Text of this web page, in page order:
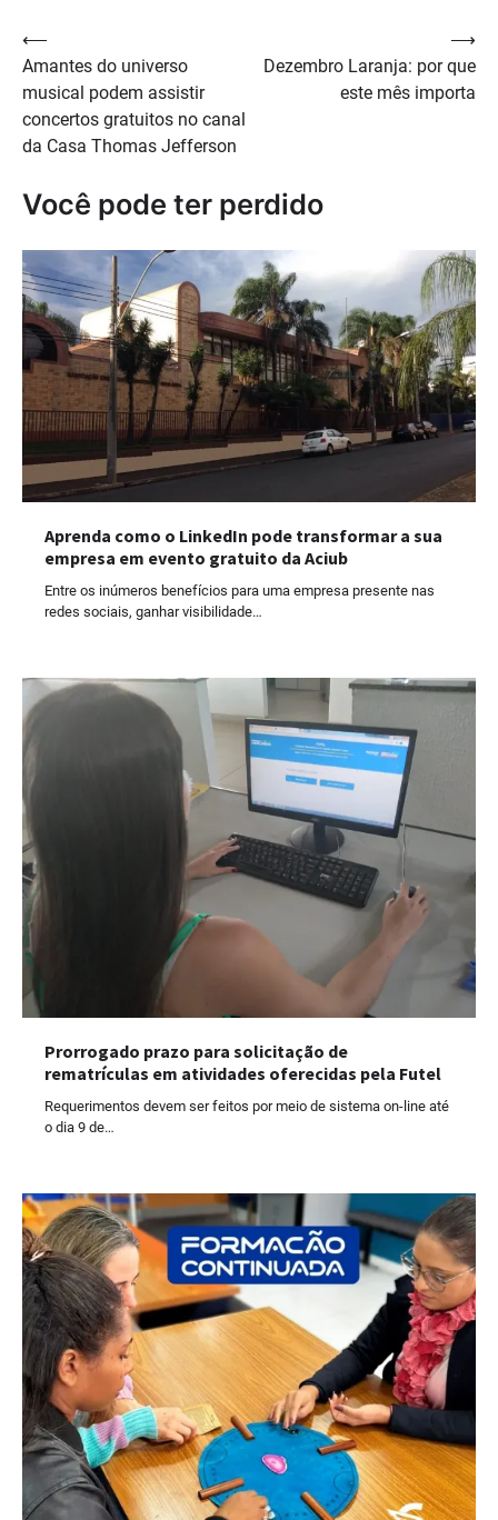
Navegação
de
Post
⟵
Amantes do universo
musical podem assistir
concertos gratuitos no canal
da Casa Thomas Jefferson
Dezembro Laranja: por que
este mês importa
⟶
Você pode ter perdido
Aprenda como o LinkedIn pode transformar a sua
empresa em evento gratuito da Aciub
Entre os inúmeros benefícios para uma empresa presente nas
redes sociais, ganhar visibilidade…
Prorrogado prazo para solicitação de
rematrículas em atividades oferecidas pela Futel
Requerimentos devem ser feitos por meio de sistema on-line até
o dia 9 de…